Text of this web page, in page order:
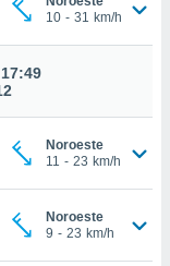
10 - 31 km/h
17:49
Noroeste
11 - 23 km/h
Noroeste
9 - 23 km/h